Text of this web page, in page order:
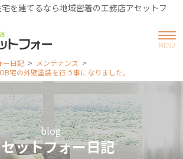
を建てるなら地域密着の工務店アセットフ
ー日記
メンテナンス
宅の外壁塗装を行う事になりました。
blog
ットフォー日記